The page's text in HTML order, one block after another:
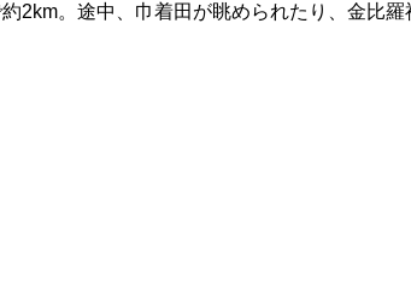
2km。途中、巾着田が眺められたり、金比羅